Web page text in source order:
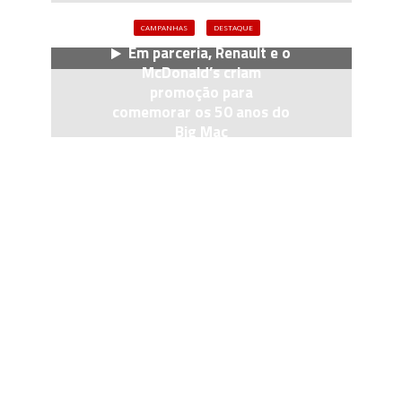
CAMPANHAS DESTAQUE
Em parceria, Renault e o
McDonald’s criam
promoção para
comemorar os 50 anos do
Big Mac